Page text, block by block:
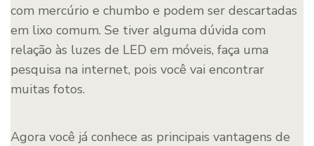
com mercúrio e chumbo e podem ser descartadas
em lixo comum. Se tiver alguma dúvida com
relação às luzes de LED em móveis, faça uma
pesquisa na internet, pois você vai encontrar
muitas fotos.
Agora você já conhece as principais vantagens de